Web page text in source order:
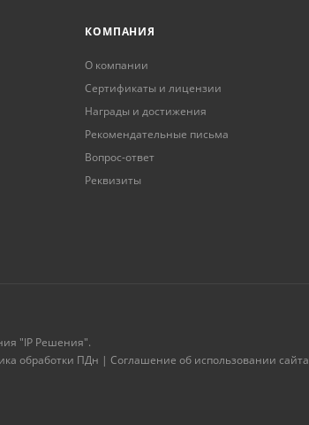
КОМПАНИЯ
О компании
Сертификаты и лицензии
Награды и достижения
Рекомендательные письма
Вопрос-ответ
Реквизиты
"IP Решения".
обработки ПДн | Соглашение об использовании сайта